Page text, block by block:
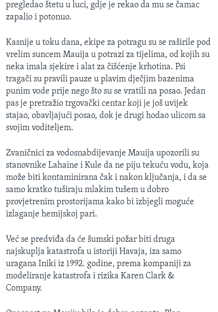
pregledao štetu u luci, gdje je rekao da mu se čamac
zapalio i potonuo.
Kasnije u toku dana, ekipe za potragu su se raširile pod
vrelim suncem Mauija u potrazi za tijelima, od kojih su
neka imala sjekire i alat za čišćenje krhotina. Psi
tragači su pravili pauze u plavim dječjim bazenima
punim vode prije nego što su se vratili na posao. Jedan
pas je pretražio trgovački centar koji je još uvijek
stajao, obavljajući posao, dok je drugi hodao ulicom sa
svojim voditeljem.
Zvaničnici za vodosnabdijevanje Mauija upozorili su
stanovnike Lahaine i Kule da ne piju tekuću vodu, koja
može biti kontaminirana čak i nakon ključanja, i da se
samo kratko tuširaju mlakim tušem u dobro
provjetrenim prostorijama kako bi izbjegli moguće
izlaganje hemijskoj pari.
Već se predviđa da će šumski požar biti druga
najskuplja katastrofa u istoriji Havaja, iza samo
uragana Iniki iz 1992. godine, prema kompaniji za
modeliranje katastrofa i rizika Karen Clark &
Company.